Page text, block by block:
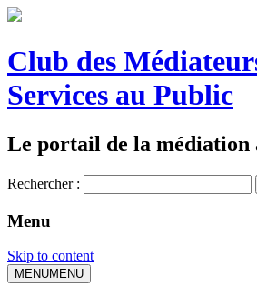
Club des
Services au Public
Le portail de la médiation
Rechercher :
Menu
Skip to content
MENUMENU